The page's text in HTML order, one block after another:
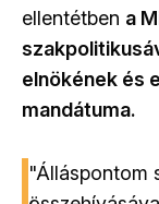
ellentétben a
elnökének és
mandátuma.
"Álláspontom